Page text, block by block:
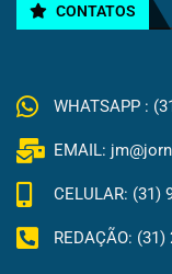
CONTATOS
WHATSAPP :
EMAIL:
CELULAR: (31)
REDAÇÃO: (31)